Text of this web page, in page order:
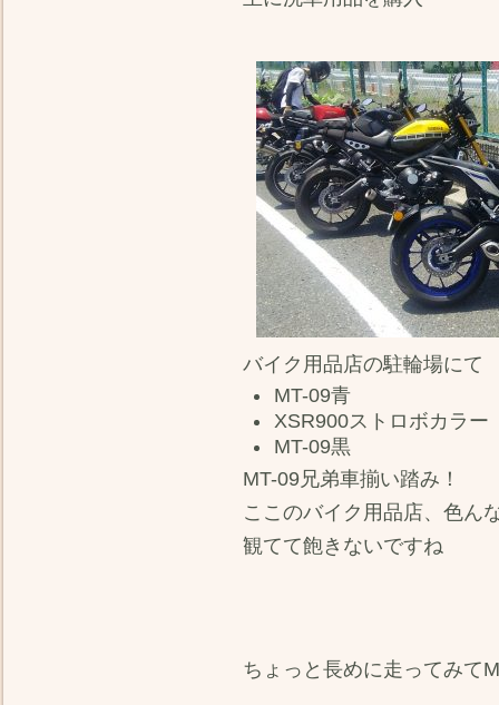
バイク用品店の駐輪場にて
MT-09青
XSR900ストロボカラー
MT-09黒
MT-09兄弟車揃い踏み！
ここのバイク用品店、色ん
観てて飽きないですね
ちょっと長めに走ってみて